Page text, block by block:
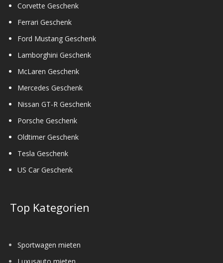
Corvette Geschenk
Ferrari Geschenk
Ford Mustang Geschenk
Lamborghini Geschenk
McLaren Geschenk
Mercedes Geschenk
Nissan GT-R Geschenk
Porsche Geschenk
Oldtimer Geschenk
Tesla Geschenk
US Car Geschenk
Top Kategorien
Sportwagen mieten
Luxusauto mieten